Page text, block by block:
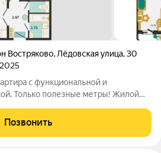
Востряково, Лёдовская улица,30
Только полезные метры! Жилой
Рядом лес, пруд и городской парк
близости
Позвонить